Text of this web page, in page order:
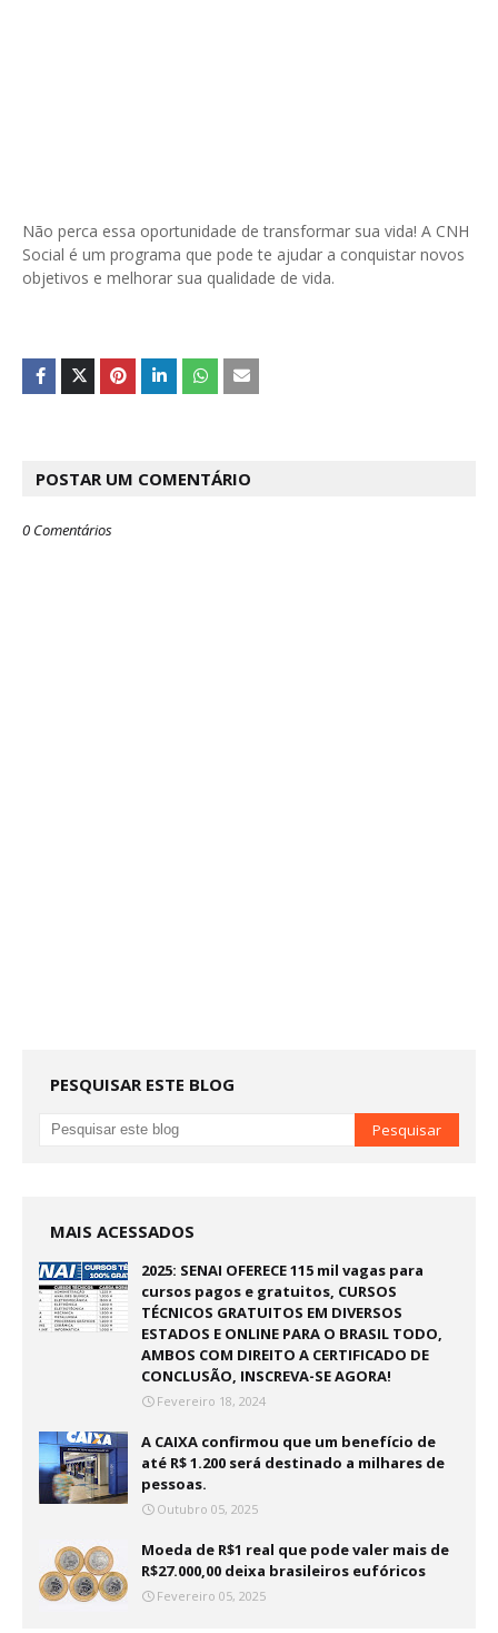
Não perca essa oportunidade de transformar sua vida! A CNH
Social é um programa que pode te ajudar a conquistar novos
objetivos e melhorar sua qualidade de vida.
POSTAR UM COMENTÁRIO
0 Comentários
PESQUISAR ESTE BLOG
MAIS ACESSADOS
2025: SENAI OFERECE 115 mil vagas para
cursos pagos e gratuitos, CURSOS
TÉCNICOS GRATUITOS EM DIVERSOS
ESTADOS E ONLINE PARA O BRASIL TODO,
AMBOS COM DIREITO A CERTIFICADO DE
CONCLUSÃO, INSCREVA-SE AGORA!
Fevereiro 18, 2024
A CAIXA confirmou que um benefício de
até R$ 1.200 será destinado a milhares de
pessoas.
Outubro 05, 2025
Moeda de R$1 real que pode valer mais de
R$27.000,00 deixa brasileiros eufóricos
Fevereiro 05, 2025